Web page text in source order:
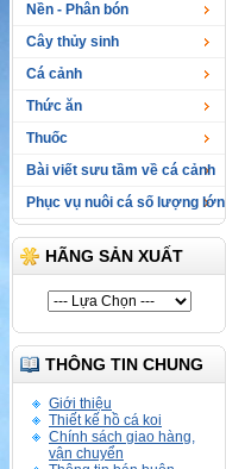
Nền - Phân bón
Cây thủy sinh
Cá cảnh
Thức ăn
Thuốc
Bài viết sưu tầm về cá cảnh
Phục vụ nuôi cá số lượng lớn
HÃNG SẢN XUẤT
THÔNG TIN CHUNG
Giới thiệu
Thiết kế hồ cá koi
Chính sách giao hàng,
vận chuyển